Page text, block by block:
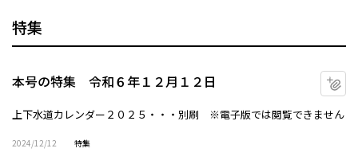
特集
本号の特集 令和６年１２月１２日
上下水道カレンダー２０２５・・・別刷 ※電子版では閲覧できません
2024/12/12 特集